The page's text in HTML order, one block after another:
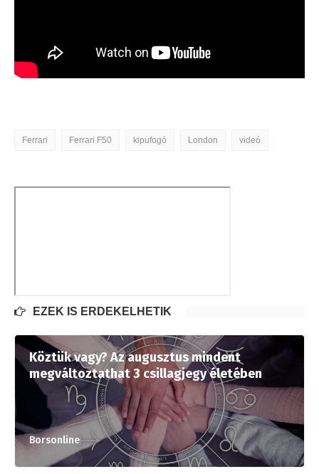
Ferrari Ferrari F50 kipufogó London videó
EZEK IS ÉRDEKELHETIK
Köztük vagy? Az augusztus mindent
megváltoztathat 3 csillagjegy életében
Borsonline